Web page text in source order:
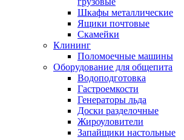
Шкафы металлические
Ящики почтовые
Скамейки
Клининг
Поломоечные машины
Оборудование для общепита
Водоподготовка
Гастроемкости
Генераторы льда
Доски разделочные
Жироуловители
Запайщики настольные